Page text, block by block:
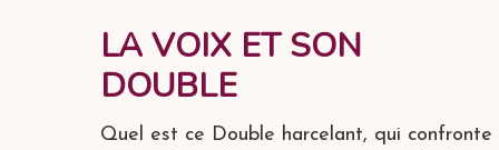
LA VOIX ET SON
DOUBLE
Quel est ce Double harcelant, qui confronte